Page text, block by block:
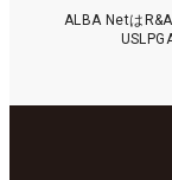
ALBA Netは